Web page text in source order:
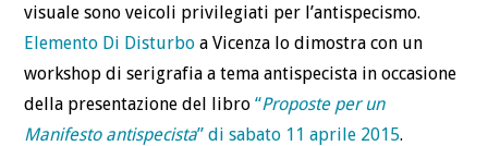
visuale sono veicoli privilegiati per l’antispecismo.
Elemento Di Disturbo a Vicenza lo dimostra con un
workshop di serigrafia a tema antispecista in occasione
della presentazione del libro“Proposte per un
Manifesto antispecista” di sabato 11 aprile 2015.